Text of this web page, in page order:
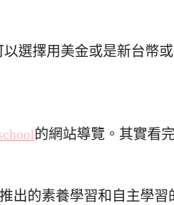
選擇用美金或是新台幣
的網站導覽。其實看
出的素養學習和自主學